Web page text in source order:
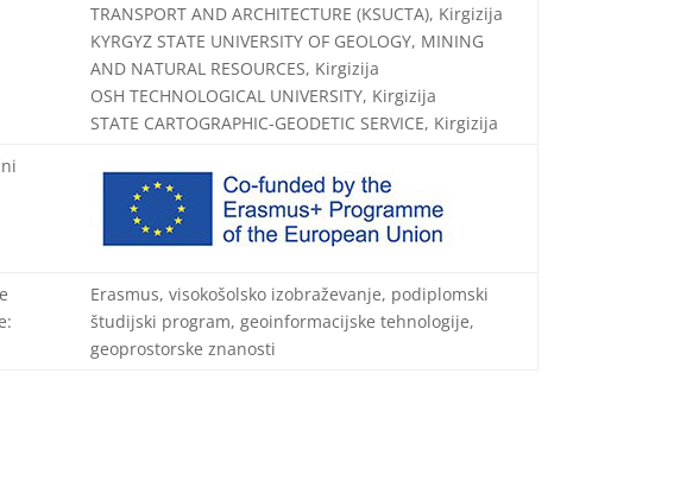
TRANSPORT AND ARCHITECTURE (KSUCTA), Kirgizija
KYRGYZ STATE UNIVERSITY OF GEOLOGY, MINING
AND NATURAL RESOURCES, Kirgizija
OSH TECHNOLOGICAL UNIVERSITY, Kirgizija
STATE CARTOGRAPHIC-GEODETIC SERVICE, Kirgizija
Erasmus, visokošolsko izobraževanje, podiplomski
študijski program, geoinformacijske tehnologije,
geoprostorske znanosti